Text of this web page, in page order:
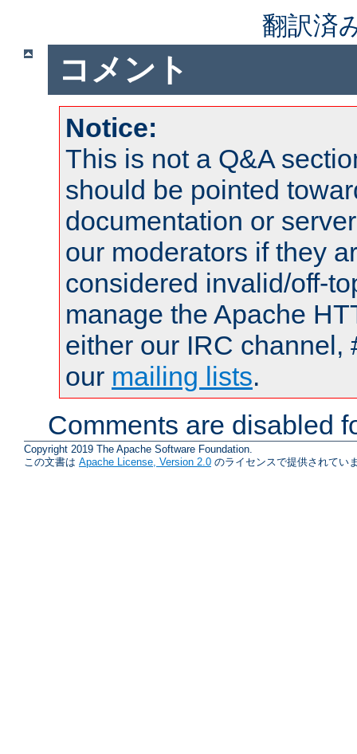
翻訳済
コメント
Notice:
This is not a Q&A
should be pointed
documentation or
our moderators if they
considered invalid/off-
manage the Apache
either our IRC channel,
our mailing lists.
Comments are disabled
Copyright 2019 The Apache Software Foundation.
この文書は Apache License, Version 2.0 のライセンスで提供されてい